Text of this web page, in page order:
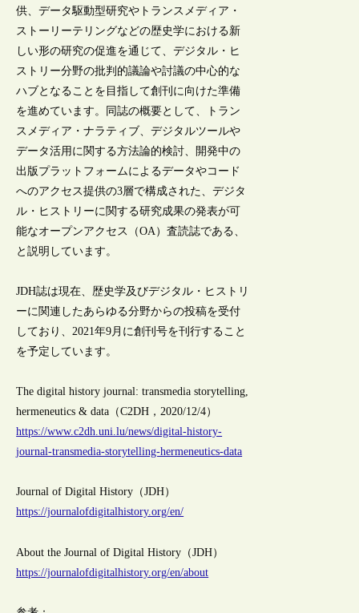
供、データ駆動型研究やトランスメディア・
ストーリーテリングなどの歴史学における新
しい形の研究の促進を通じて、デジタル・ヒ
ストリー分野の批判的議論や討議の中心的な
ハブとなることを目指して創刊に向けた準備
を進めています。同誌の概要として、トラン
スメディア・ナラティブ、デジタルツールや
データ活用に関する方法論的検討、開発中の
出版プラットフォームによるデータやコード
へのアクセス提供の3層で構成された、デジタ
ル・ヒストリーに関する研究成果の発表が可
能なオープンアクセス（OA）査読誌である、
と説明しています。
JDH誌は現在、歴史学及びデジタル・ヒストリ
ーに関連したあらゆる分野からの投稿を受付
しており、2021年9月に創刊号を刊行すること
を予定しています。
The digital history journal: transmedia storytelling,
hermeneutics & data（C2DH，2020/12/4）
https://www.c2dh.uni.lu/news/digital-history-
journal-transmedia-storytelling-hermeneutics-data
Journal of Digital History（JDH）
https://journalofdigitalhistory.org/en/
About the Journal of Digital History（JDH）
https://journalofdigitalhistory.org/en/about